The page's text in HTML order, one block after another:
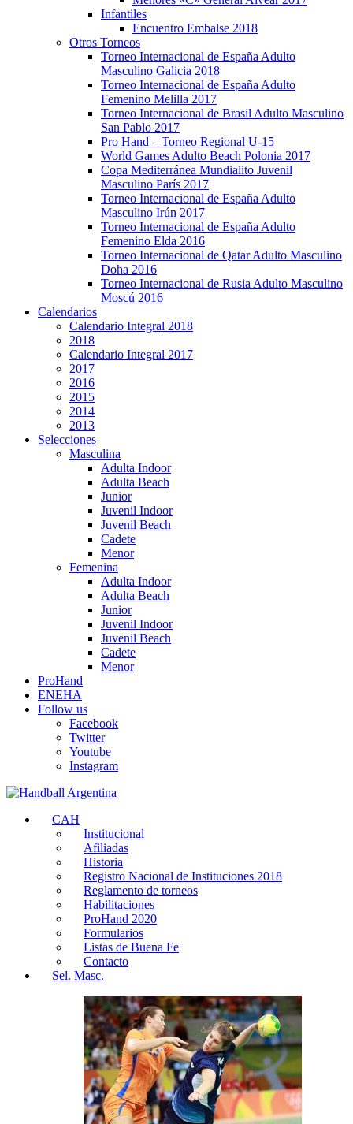
Infantiles
Encuentro Embalse 2018
Otros Torneos
Torneo Internacional de España Adulto
Masculino Galicia 2018
Torneo Internacional de España Adulto
Femenino Melilla 2017
Torneo Internacional de Brasil Adulto Masculino
San Pablo 2017
Pro Hand – Torneo Regional U-15
World Games Adulto Beach Polonia 2017
Copa Mediterránea Mundialito Juvenil
Masculino París 2017
Torneo Internacional de España Adulto
Masculino Irún 2017
Torneo Internacional de España Adulto
Femenino Elda 2016
Torneo Internacional de Qatar Adulto Masculino
Doha 2016
Torneo Internacional de Rusia Adulto Masculino
Moscú 2016
Calendarios
Calendario Integral 2018
2018
Calendario Integral 2017
2017
2016
2015
2014
2013
Selecciones
Masculina
Adulta Indoor
Adulta Beach
Junior
Juvenil Indoor
Juvenil Beach
Cadete
Menor
Femenina
Adulta Indoor
Adulta Beach
Junior
Juvenil Indoor
Juvenil Beach
Cadete
Menor
ProHand
ENEHA
Follow us
Facebook
Twitter
Youtube
Instagram
CAH
Institucional
Afiliadas
Historia
Registro Nacional de Instituciones 2018
Reglamento de torneos
Habilitaciones
ProHand 2020
Formularios
Listas de Buena Fe
Contacto
Sel. Masc.